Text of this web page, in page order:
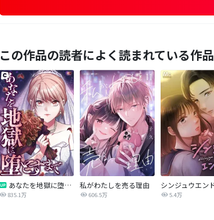
この作品の読者によく読まれている作品
あなたを地獄に堕とすまで
835.1万
私がわたしを売る理由
606.5万 5.4万